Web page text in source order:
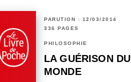
PARUTION : 12/03/2014
336 PAGES
PHILOSOPHIE
LA GUÉRISON DU
MONDE